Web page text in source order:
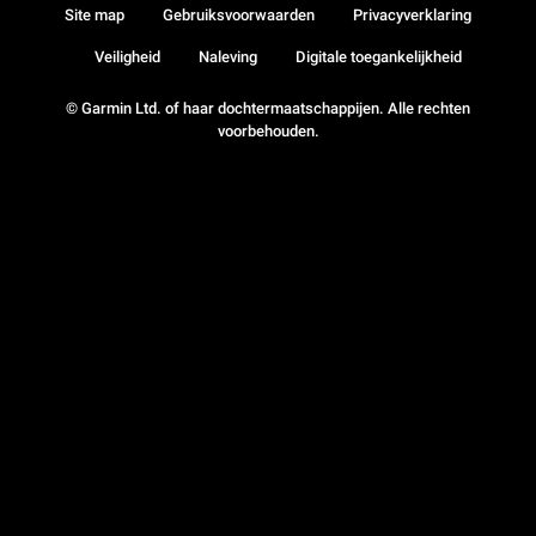
© Garmin Ltd. of haar dochtermaatschappijen. Alle rechten
voorbehouden.
Site map Gebruiksvoorwaarden Privacyverklaring
Veiligheid Naleving Digitale toegankelijkheid